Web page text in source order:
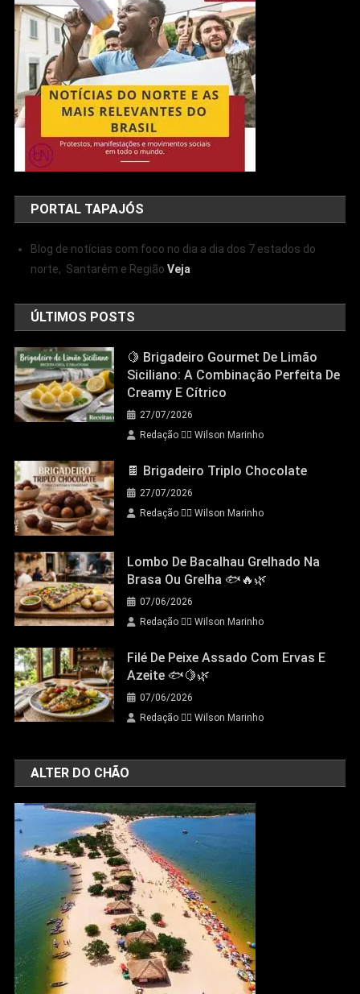
PORTAL TAPAJÓS
Blog de notícias com foco no dia a dia dos 7 estados do
norte, Santarém e RegiãoVeja
ÚLTIMOS POSTS
🍋 Brigadeiro Gourmet De Limão
Siciliano: A Combinação Perfeita De
Creamy E Cítrico
27/07/2026
Redação 👨‍⚖️​ Wilson Marinho
🍫 Brigadeiro Triplo Chocolate
27/07/2026
Redação 👨‍⚖️​ Wilson Marinho
Lombo De Bacalhau Grelhado Na
Brasa Ou Grelha 🐟🔥🌿
07/06/2026
Redação 👨‍⚖️​ Wilson Marinho
Filé De Peixe Assado Com Ervas E
Azeite 🐟🍋🌿
07/06/2026
Redação 👨‍⚖️​ Wilson Marinho
ALTER DO CHÃO